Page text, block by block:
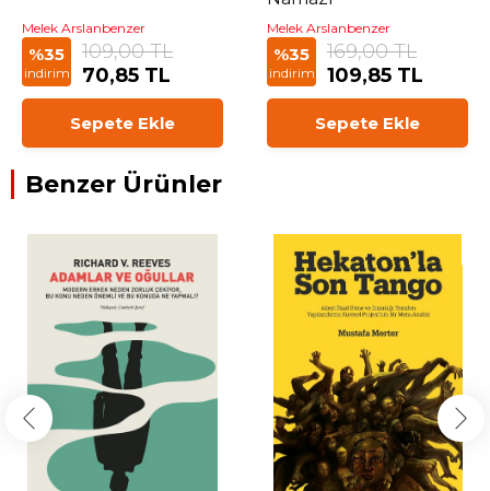
Melek Arslanbenzer
%35
indirim
109,00 TL
70,85 TL
Sepete Ekle
Melek Arslanbenzer
%35
indirim
169,00 TL
109,85 TL
Sepete Ekle
Benzer Ürünler